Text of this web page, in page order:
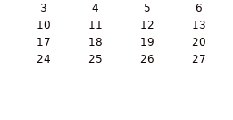
3
4 5 6
10
11 12 13
17
18 19 20
24
25 26 27